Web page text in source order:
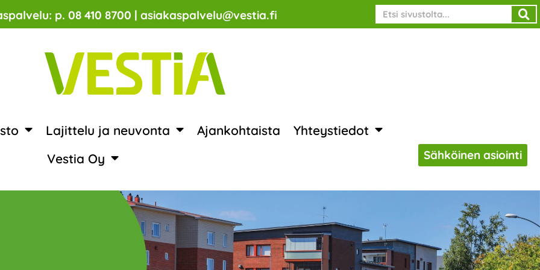
p. 08 410 8700 | asiakaspalvelu@vestia.fi Search
Lajittelu ja neuvonta Ajankohtaista
Yhteystiedot
Vestia Oy
Sähköinen asiointi